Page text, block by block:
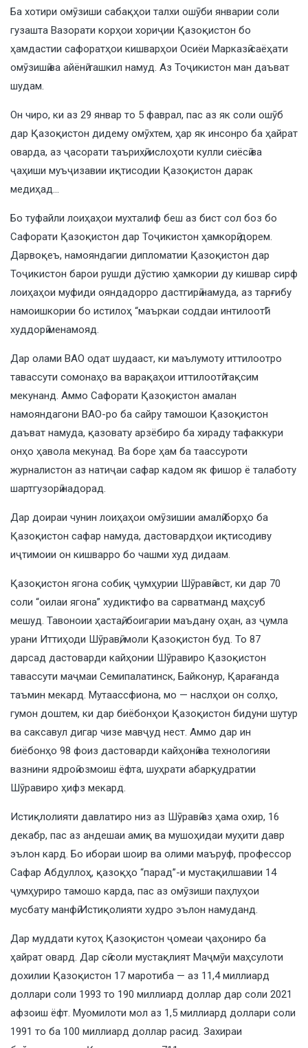
Ба хотири омӯзиши сабақҳои талхи ошӯби январии соли
гузашта Вазорати корҳои хориҷии Қазоқистон бо
ҳамдастии сафоратҳои кишварҳои Осиёи Марказӣ саёҳати
омӯзишӣ ва айёнӣ ташкил намуд. Аз Тоҷикистон ман даъват
шудам.
Он чиро, ки аз 29 январ то 5 фаврал, пас аз як соли ошӯб
дар Қазоқистон дидему омӯхтем, ҳар як инсонро ба ҳайрат
оварда, аз ҷасорати таърихӣ, ислоҳоти кулли сиёсӣ ва
ҷаҳиши муъҷизавии иқтисодии Қазоқистон дарак
медиҳад…
Бо туфайли лоиҳаҳои мухталиф беш аз бист сол боз бо
Сафорати Қазоқистон дар Тоҷикистон ҳамкорӣ дорем.
Дарвоқеъ, намояндагии дипломатии Қазоқистон дар
Тоҷикистон барои рушди дӯстию ҳамкории ду кишвар сирф
лоиҳаҳои муфиди ояндадорро дастгирӣ намуда, аз тарғибу
намоишкории бо истилоҳ “маъркаи соддаи интилоотӣ”
худдорӣ менамояд.
Дар олами ВАО одат шудааст, ки маълумоту иттилоотро
тавассути сомонаҳо ва варақаҳои иттилоотӣ тақсим
мекунанд. Аммо Сафорати Қазоқистон амалан
намояндагони ВАО-ро ба сайру тамошои Қазоқистон
даъват намуда, қазовату арзёбиро ба хираду тафаккури
онҳо ҳавола мекунад. Ва боре ҳам ба таассуроти
журналистон аз натиҷаи сафар кадом як фишор ё талаботу
шартгузорӣ надорад.
Дар доираи чунин лоиҳаҳои омӯзишии амалӣ борҳо ба
Қазоқистон сафар намуда, дастовардҳои иқтисодиву
иҷтимоии он кишварро бо чашми худ дидаам.
Қазоқистон ягона собиқ ҷумҳурии Шӯравӣ аст, ки дар 70
соли “оилаи ягона” худиктифо ва сарватманд маҳсуб
мешуд. Тавоноии ҳастаӣ, боигарии маъдану оҳан, аз ҷумла
урани Иттиҳоди Шӯравӣ, моли Қазоқистон буд. То 87
дарсад дастоварди кайҳонии Шӯравиро Қазоқистон
тавассути маҷмаи Семипалатинск, Байконур, Қарағанда
таъмин мекард. Мутаассфиона, мо — наслҳои он солҳо,
гумон доштем, ки дар биёбонҳои Қазоқистон бидуни шутур
ва саксавул дигар чизе мавҷуд нест. Аммо дар ин
биёбонҳо 98 фоиз дастоварди кайҳонӣ ва технологияи
вазнини ядроӣ озмоиш ёфта, шуҳрати абарқудратии
Шӯравиро ҳифз мекард.
Истиқлолияти давлатиро низ аз Шӯравӣ аз ҳама охир, 16
декабр, пас аз андешаи амиқ ва мушоҳидаи муҳити давр
эълон кард. Бо ибораи шоир ва олими маъруф, профессор
Сафар Абдуллоҳ, қазоқҳо “парад”-и мустақилшавии 14
ҷумҳуриро тамошо карда, пас аз омӯзиши паҳлуҳои
мусбату манфӣ Истиқолияти худро эълон намуданд.
Дар муддати кутоҳ Қазоқистон ҷомеаи ҷаҳониро ба
ҳайрат овард. Дар сӣ соли мустақлият Маҷмӯи маҳсулоти
дохилии Қазоқистон 17 маротиба — аз 11,4 миллиард
доллари соли 1993 то 190 миллиард доллар дар соли 2021
афзоиш ёфт. Муомилоти мол аз 1,5 миллиард доллари соли
1991 то ба 100 миллиард доллар расид. Захираи